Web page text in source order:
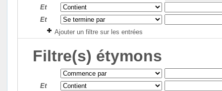
Et
Et
Ajouter un filtre sur les entrées
Filtre(s) étymons
Et